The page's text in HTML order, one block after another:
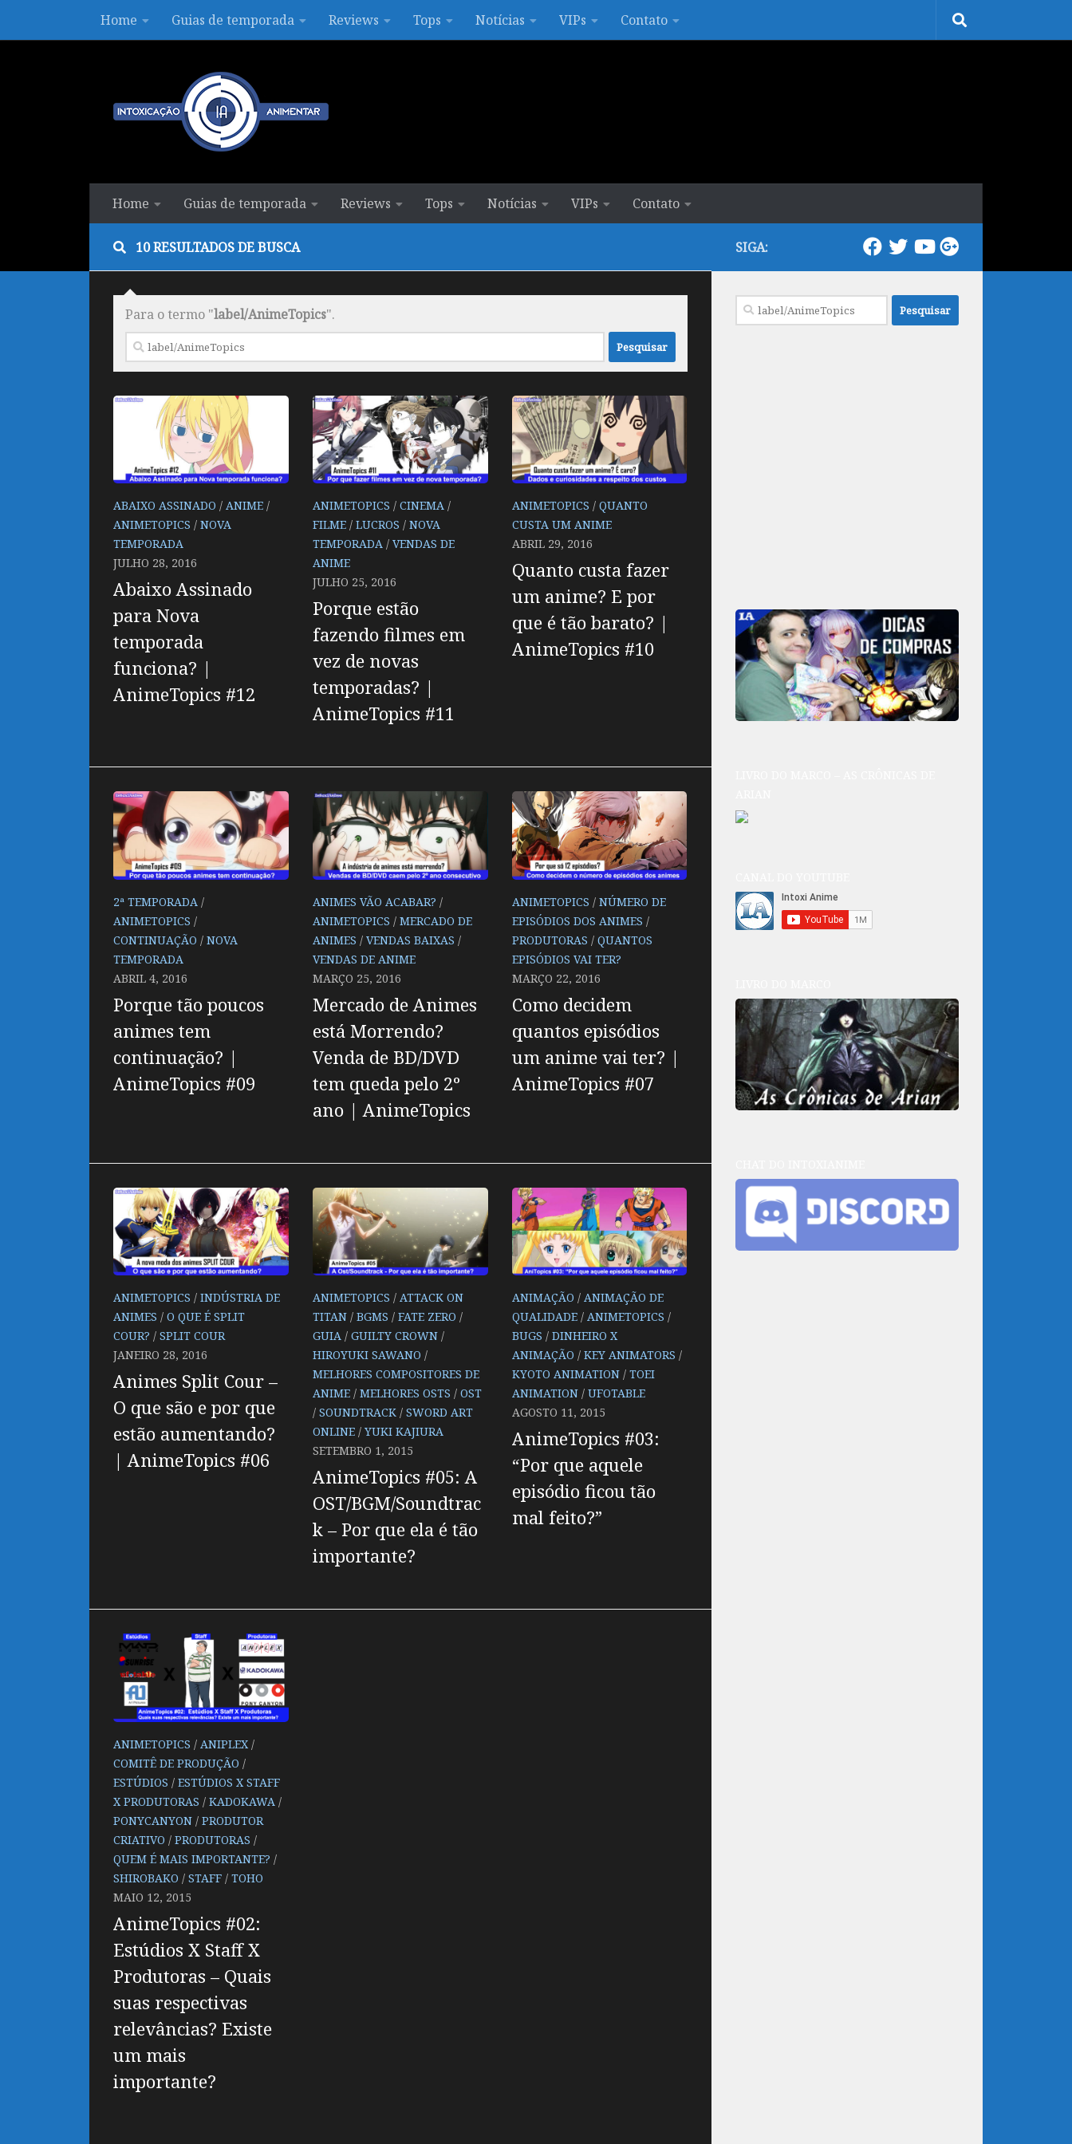
Skip to contentHome Guias de temporada Reviews Tops Notícias VIPs Contato
Home Guias de temporada Reviews Tops Notícias VIPs Contato
10 RESULTADOS DE BUSCA
Para o termo "label/AnimeTopics".
Pesquisar
por:
ABAIXO ASSINADO / ANIME /
ANIMETOPICS / NOVA
TEMPORADA
JULHO 28, 2016
Abaixo Assinado
para Nova
temporada
funciona? |
AnimeTopics #12
ANIMETOPICS / CINEMA/
FILME/ LUCROS / NOVA
TEMPORADA/ VENDAS DE
ANIME
JULHO 25, 2016
Porque estão
fazendo filmes em
vez de novas
temporadas? |
AnimeTopics #11
ANIMETOPICS / QUANTO
CUSTA UM ANIME
ABRIL 29, 2016
Quanto custa fazer
um anime? E por
que é tão barato? |
AnimeTopics #10
2ª TEMPORADA /
ANIMETOPICS /
CONTINUAÇÃO / NOVA
TEMPORADA
ABRIL 4, 2016
Porque tão poucos
animes tem
continuação? |
AnimeTopics #09
ANIMES VÃO ACABAR? /
ANIMETOPICS / MERCADO DE
ANIMES / VENDAS BAIXAS /
VENDAS DE ANIME
MARÇO 25, 2016
Mercado de Animes
está Morrendo?
Venda de BD/DVD
tem queda pelo 2º
ano | AnimeTopics
ANIMETOPICS / NÚMERO DE
EPISÓDIOS DOS ANIMES /
PRODUTORAS / QUANTOS
EPISÓDIOS VAI TER?
MARÇO 22, 2016
Como decidem
quantos episódios
um anime vai ter? |
AnimeTopics #07
ANIMETOPICS / INDÚSTRIA DE
ANIMES / O QUE É SPLIT
COUR? / SPLIT COUR
JANEIRO 28, 2016
Animes Split Cour –
O que são e por que
estão aumentando?
| AnimeTopics #06
ANIMETOPICS / ATTACK ON
TITAN/ BGMS / FATE ZERO /
GUIA/ GUILTY CROWN/
HIROYUKI SAWANO /
MELHORES COMPOSITORES DE
ANIME/ MELHORES OSTS / OST
/ SOUNDTRACK/ SWORD ART
ONLINE/ YUKI KAJIURA
SETEMBRO 1, 2015
AnimeTopics #05: A
OST/BGM/Soundtrac
k – Por que ela é tão
importante?
ANIMAÇÃO / ANIMAÇÃO DE
QUALIDADE/ ANIMETOPICS /
BUGS / DINHEIRO X
ANIMAÇÃO / KEY ANIMATORS /
KYOTO ANIMATION/ TOEI
ANIMATION/ UFOTABLE
AGOSTO 11, 2015
AnimeTopics #03:
“Por que aquele
episódio ficou tão
mal feito?”
ANIMETOPICS / ANIPLEX /
COMITÊ DE PRODUÇÃO /
ESTÚDIOS / ESTÚDIOS X STAFF
X PRODUTORAS / KADOKAWA /
PONYCANYON / PRODUTOR
CRIATIVO / PRODUTORAS /
QUEM É MAIS IMPORTANTE? /
SHIROBAKO / STAFF / TOHO
MAIO 12, 2015
AnimeTopics #02:
Estúdios X Staff X
Produtoras – Quais
suas respectivas
relevâncias? Existe
um mais
importante?
SIGA:
Pesquisar
por: